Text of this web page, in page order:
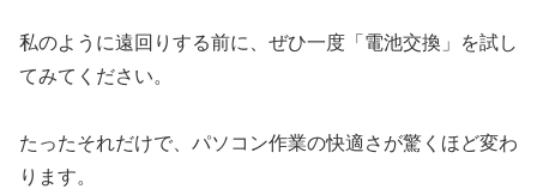
私のように遠回りする前に、ぜひ一度「電池交換」を試し
てみてください。
たったそれだけで、パソコン作業の快適さが驚くほど変わ
ります。